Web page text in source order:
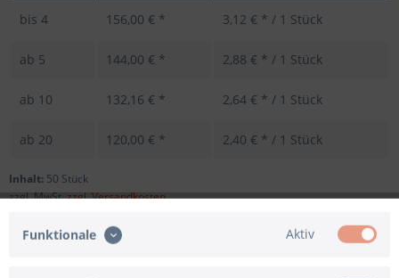
bis 4 156,00 € * 3,12 € * / 1 Stück
ab 5 144,00 € * 2,88 € * / 1 Stück
ab 10 132,16 € * 2,64 € * / 1 Stück
ab 20 120,00 € * 2,40 € * / 1 Stück
Inhalt: 50 Stück
zzgl. MwSt.zzgl. Versandkosten
Funktionale Aktiv